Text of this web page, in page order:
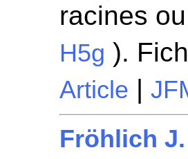
racines
H5g ).
Article |
Fröhlich J.